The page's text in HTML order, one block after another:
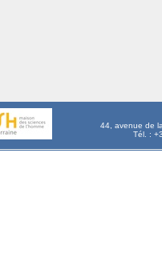
44, avenue de
Tél. :